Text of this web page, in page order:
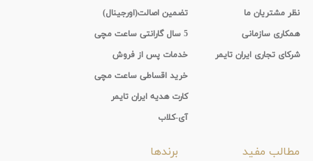
نظر مشتریان ما
همکاری سازمانی
شرکای تجاری ایران تایمر
تضمین اصالت(اورجینال)
5 سال گارانتی ساعت مچی
خدمات پس از فروش
خرید اقساطی ساعت مچی
کارت هدیه ایران تایمر
آی-کلاب
مطالب مفید برندها